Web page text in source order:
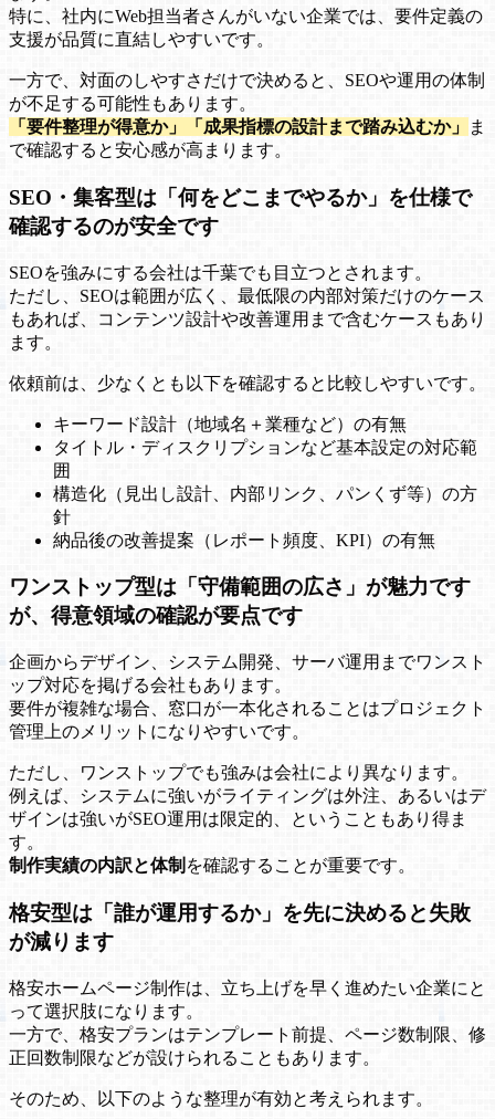
特に、社内にWeb担当者さんがいない企業では、要件定義の
支援が品質に直結しやすいです。
一方で、対面のしやすさだけで決めると、SEOや運用の体制
が不足する可能性もあります。
「要件整理が得意か」「成果指標の設計まで踏み込むか」
ま
で確認すると安心感が高まります。
SEO・集客型は「何をどこまでやるか」を仕様で
確認するのが安全です
SEOを強みにする会社は千葉でも目立つとされます。
ただし、SEOは範囲が広く、最低限の内部対策だけのケース
もあれば、コンテンツ設計や改善運用まで含むケースもあり
ます。
依頼前は、少なくとも以下を確認すると比較しやすいです。
キーワード設計（地域名＋業種など）の有無
タイトル・ディスクリプションなど基本設定の対応範
囲
構造化（見出し設計、内部リンク、パンくず等）の方
針
納品後の改善提案（レポート頻度、KPI）の有無
ワンストップ型は「守備範囲の広さ」が魅力です
が、得意領域の確認が要点です
企画からデザイン、システム開発、サーバ運用までワンスト
ップ対応を掲げる会社もあります。
要件が複雑な場合、窓口が一本化されることはプロジェクト
管理上のメリットになりやすいです。
ただし、ワンストップでも強みは会社により異なります。
例えば、システムに強いがライティングは外注、あるいはデ
ザインは強いがSEO運用は限定的、ということもあり得ま
す。
制作実績の内訳と体制 を確認することが重要です。
格安型は「誰が運用するか」を先に決めると失敗
が減ります
格安ホームページ制作は、立ち上げを早く進めたい企業にと
って選択肢になります。
一方で、格安プランはテンプレート前提、ページ数制限、修
正回数制限などが設けられることもあります。
そのため、以下のような整理が有効と考えられます。